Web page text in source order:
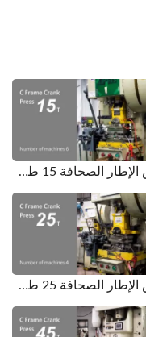
مكبس الإطار الصحافة 15 طن. عدد الآلات 6.
مكبس الإطار الصحافة 25 طن. عدد الآلات 4.